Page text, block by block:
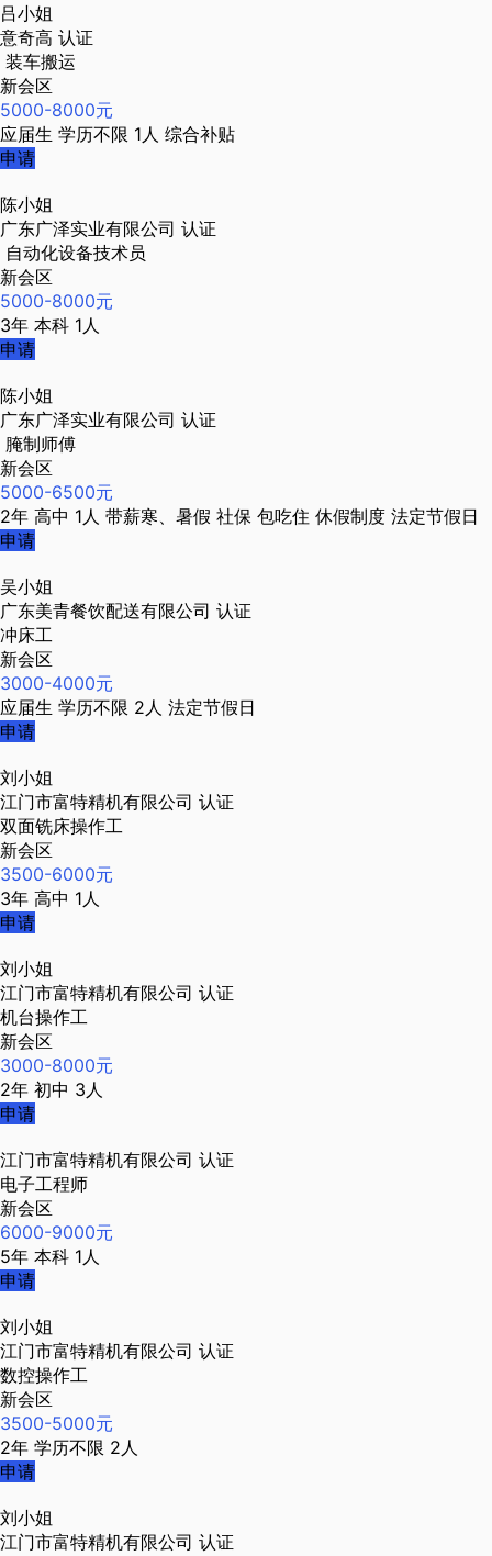
吕小姐
意奇高 认证
装车搬运
新会区
5000-8000元
应届生 学历不限 1人 综合补贴
申请
陈小姐
广东广泽实业有限公司 认证
自动化设备技术员
新会区
5000-8000元
3年 本科 1人
申请
陈小姐
广东广泽实业有限公司 认证
腌制师傅
新会区
5000-6500元
2年 高中 1人 带薪寒、暑假 社保 包吃住 休假制度 法定节假日
申请
吴小姐
广东美青餐饮配送有限公司 认证
冲床工
新会区
3000-4000元
应届生 学历不限 2人 法定节假日
申请
刘小姐
江门市富特精机有限公司 认证
双面铣床操作工
新会区
3500-6000元
3年 高中 1人
申请
刘小姐
江门市富特精机有限公司 认证
机台操作工
新会区
3000-8000元
2年 初中 3人
申请
江门市富特精机有限公司 认证
电子工程师
新会区
6000-9000元
5年 本科 1人
申请
刘小姐
江门市富特精机有限公司 认证
数控操作工
新会区
3500-5000元
2年 学历不限 2人
申请
刘小姐
江门市富特精机有限公司 认证